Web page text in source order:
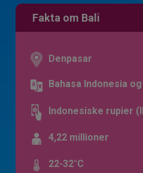
Fakta om Bali
Denpasar
Bahasa Indonesia
Indonesiske rupier
4,22 millioner
22-32°C